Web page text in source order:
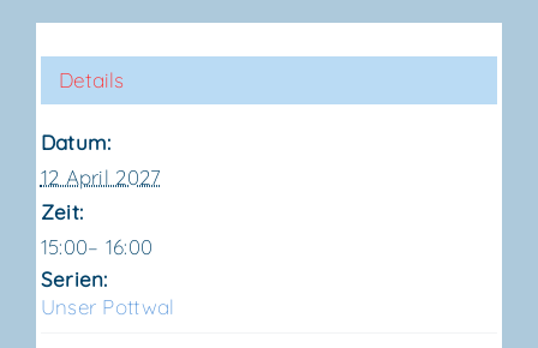
Details
Datum:
12 April 2027
Zeit:
15:00– 16:00
Serien:
Unser Pott­wal